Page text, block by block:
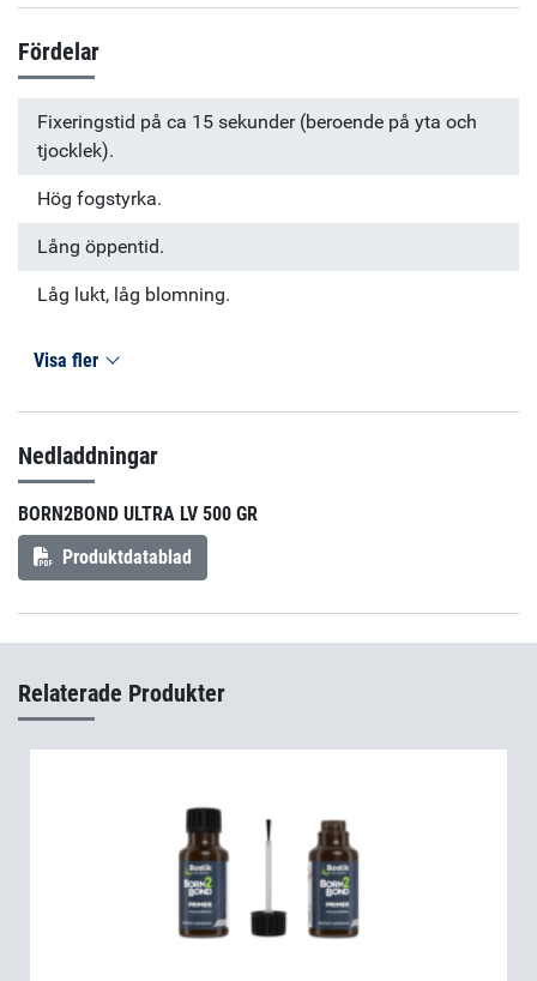
Fördelar
Fixeringstid på ca 15 sekunder (beroende på yta och
tjocklek).
Hög fogstyrka.
Lång öppentid.
Låg lukt, låg blomning.
Visa fler
Nedladdningar
BORN2BOND ULTRA LV 500 GR
Produktdatablad
Relaterade Produkter